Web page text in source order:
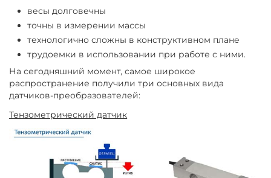
весы долговечны
точны в измерении массы
технологично сложны в конструктивном плане
трудоемки в использовании при работе с ними.
На сегодняшний момент, самое широкое
распространение получили три основных вида
датчиков-преобразователей:
Тензометрический датчик